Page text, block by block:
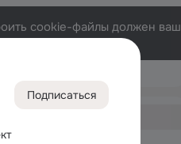
Подписаться
cookie-файлы должен ваш
Дополнительная